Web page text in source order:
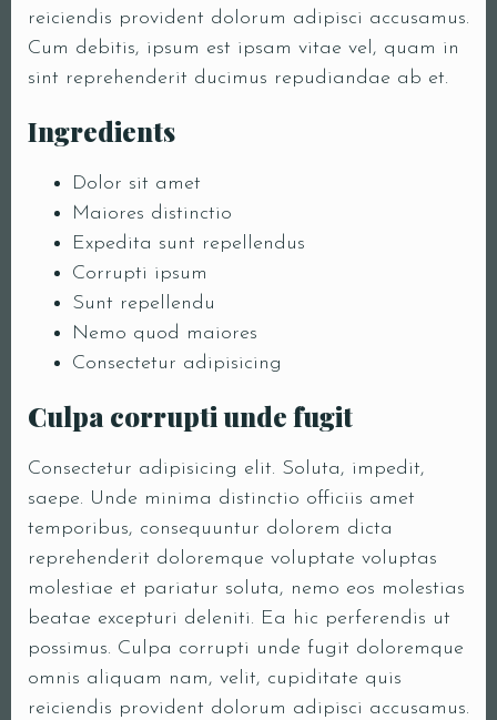
reiciendis provident dolorum adipisci accusamus.
Cum debitis, ipsum est ipsam vitae vel, quam in
sint reprehenderit ducimus repudiandae ab et.
Ingredients
Dolor sit amet
Maiores distinctio
Expedita sunt repellendus
Corrupti ipsum
Sunt repellendu
Nemo quod maiores
Consectetur adipisicing
Culpa corrupti unde fugit
Consectetur adipisicing elit. Soluta, impedit,
saepe. Unde minima distinctio officiis amet
temporibus, consequuntur dolorem dicta
reprehenderit doloremque voluptate voluptas
molestiae et pariatur soluta, nemo eos molestias
beatae excepturi deleniti. Ea hic perferendis ut
possimus. Culpa corrupti unde fugit doloremque
omnis aliquam nam, velit, cupiditate quis
reiciendis provident dolorum adipisci accusamus.
Reservatie
Person